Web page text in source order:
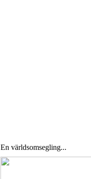
En världsomsegling...